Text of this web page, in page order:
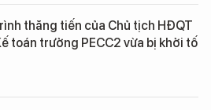
thăng tiến của Chủ tịch HĐQT
toán trưởng PECC2 vừa bị khởi tố